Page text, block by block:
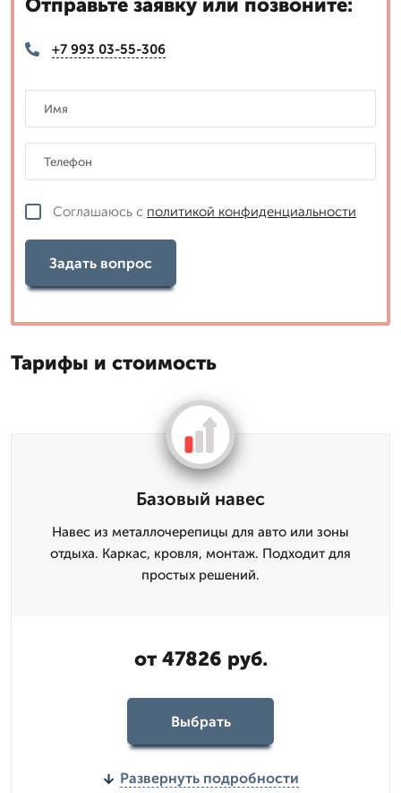
+7 993 03-55-306
Соглашаюсь с политикой конфиденциальности
Задать вопрос
Тарифы и стоимость
Базовый навес
Навес из металлочерепицы для авто или зоны
отдыха. Каркас, кровля, монтаж. Подходит для
простых решений.
от 47826 руб.
Выбрать
Развернуть подробности